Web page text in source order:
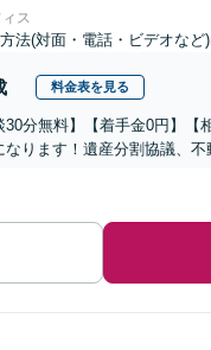
ス
法(対面・電話・ビデオなど
料金表を見る
30分無料】【着手金0円】
ります！遺産分割協議、